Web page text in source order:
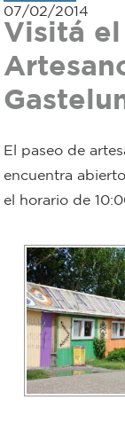
Defensa
civil
Rentas
Mi
bondi
Trámites
Correo
municipal
07/02/2014
Visitá el
El paseo de
encuentra
el horario de